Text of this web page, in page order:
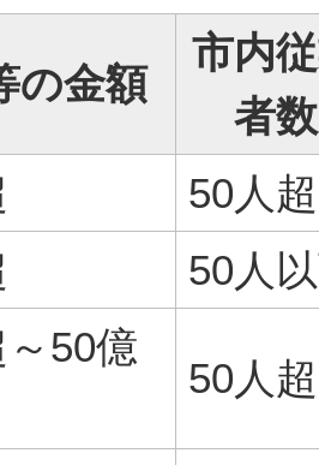
の金額
市内
者数
50人超
50人
50億
50人超